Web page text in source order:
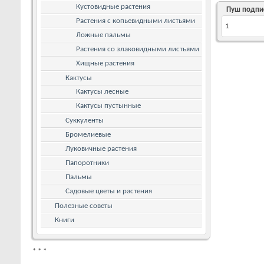
Пуш
1
Кустовидные растения
Растения с копьевидными листьями
Ложные пальмы
Растения со злаковидными листьями
Хищные растения
Кактусы
Кактусы лесные
Кактусы пустынные
Суккуленты
Бромелиевые
Луковичные растения
Папоротники
Пальмы
Садовые цветы и растения
Полезные советы
Книги
* * *